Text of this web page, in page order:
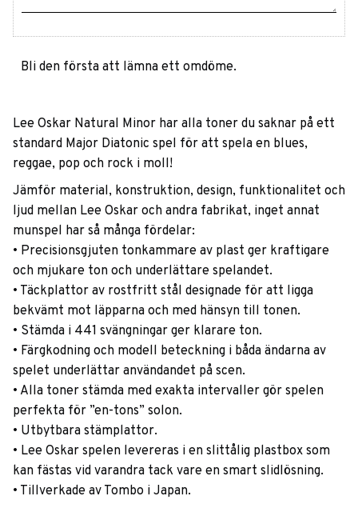
Bli den första att lämna ett omdöme.
Lee Oskar Natural Minor har alla toner du saknar på ett
standard Major Diatonic spel för att spela en blues,
reggae, pop och rock i moll!
Jämför material, konstruktion, design, funktionalitet och
ljud mellan Lee Oskar och andra fabrikat, inget annat
munspel har så många fördelar:
• Precisionsgjuten tonkammare av plast ger kraftigare
och mjukare ton och underlättare spelandet.
• Täckplattor av rostfritt stål designade för att ligga
bekvämt mot läpparna och med hänsyn till tonen.
• Stämda i 441 svängningar ger klarare ton.
• Färgkodning och modell beteckning i båda ändarna av
spelet underlättar användandet på scen.
• Alla toner stämda med exakta intervaller gör spelen
perfekta för ”en-tons” solon.
• Utbytbara stämplattor.
• Lee Oskar spelen levereras i en slittålig plastbox som
kan fästas vid varandra tack vare en smart slidlösning.
• Tillverkade av Tombo i Japan.